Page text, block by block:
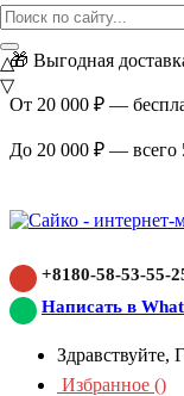
ВНИМАНИЕ
🎁 Выгодная
От 20 000 ₽ —
До 20 000 ₽ — всего
+8180-58-53-55-
Написать в
Здравствуйте,
Избранное ()
△
▽